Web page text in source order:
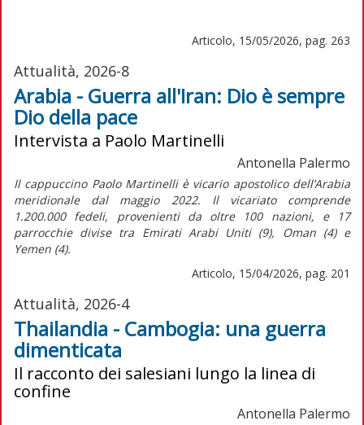
Articolo, 15/05/2026, pag. 263
Attualità, 2026-8
Arabia - Guerra all'Iran: Dio è sempre
Dio della pace
Intervista a Paolo Martinelli
Antonella Palermo
Il cappuccino Paolo Martinelli è vicario apostolico dell’Arabia
meridionale dal maggio 2022. Il vicariato comprende
1.200.000 fedeli, provenienti da oltre 100 nazioni, e 17
parrocchie divise tra Emirati Arabi Uniti (9), Oman (4) e
Yemen (4).
Articolo, 15/04/2026, pag. 201
Attualità, 2026-4
Thailandia - Cambogia: una guerra
dimenticata
Il racconto dei salesiani lungo la linea di
confine
Antonella Palermo